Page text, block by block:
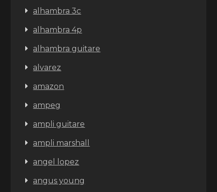
alhambra 3c
alhambra 4p
alhambra guitare
alvarez
amazon
ampeg
ampli guitare
ampli marshall
angel lopez
angus young